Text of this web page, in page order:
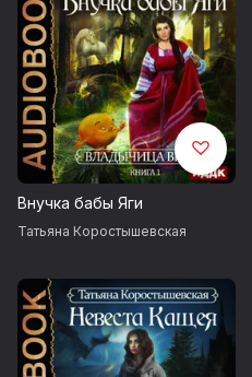
Внучка бабы Яги
Татьяна Коростышевская